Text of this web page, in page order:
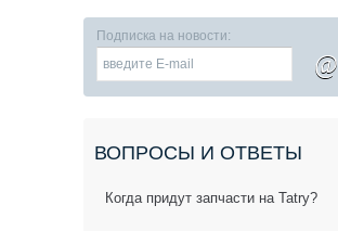
Подписка на новости:
@
ВОПРОСЫ И ОТВЕТЫ
Когда придут запчасти на Tatry?